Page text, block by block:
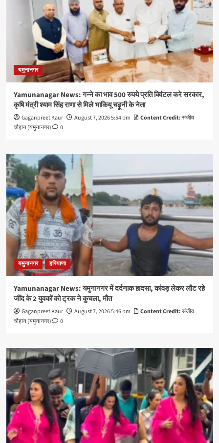
यमुनानगर
Yamunanagar News: गन्ने का भाव 500 रुपये प्रति क्विंटल करे सरकार,
कृषि मंत्री श्याम सिंह राणा से मिले भाकियू चढ़ूनी के नेता
Gaganpreet Kaur August 7, 2026 5:54 pm Content Credit:संजीव
चौहान (यमुनानगर)
0
यमुनानगर हरियाणा
Yamunanagar News: यमुनानगर में दर्दनाक हादसा, कांवड़ लेकर लौट रहे
जींद के 2 युवकों को ट्रक ने कुचला, मौत
Gaganpreet Kaur August 7, 2026 5:46 pm Content Credit:संजीव
चौहान (यमुनानगर)
0